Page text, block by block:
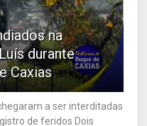
na
durante
Caxias
a ser interditadas
de feridos Dois